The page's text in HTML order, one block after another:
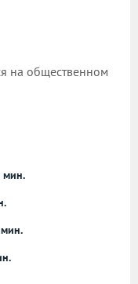
на общественном
мин.